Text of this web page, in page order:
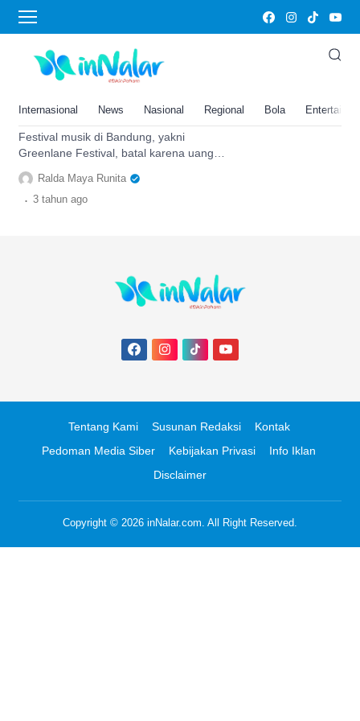
Internasional News Nasional Regional Bola
Greenlane festival
Festival Musik Greenlane di
Bandung Batal, Duit Acara Kena
dan…
Festival musik di Bandung, yakni
Greenlane Festival, batal karena uang
investasi sebesar Rp1,5 miliar ditilep
oleh panitia.
Ralda Maya Runita
. 3 tahun ago
Tentang Kami Susunan Redaksi
Kontak
Pedoman Media Siber
Kebijakan Privasi
Info Iklan
Disclaimer
Copyright © 2026 inNalar.com. All Right Reserved.